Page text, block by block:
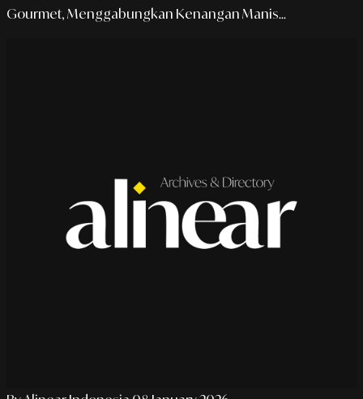
Gourmet, Menggabungkan Kenangan Manis...